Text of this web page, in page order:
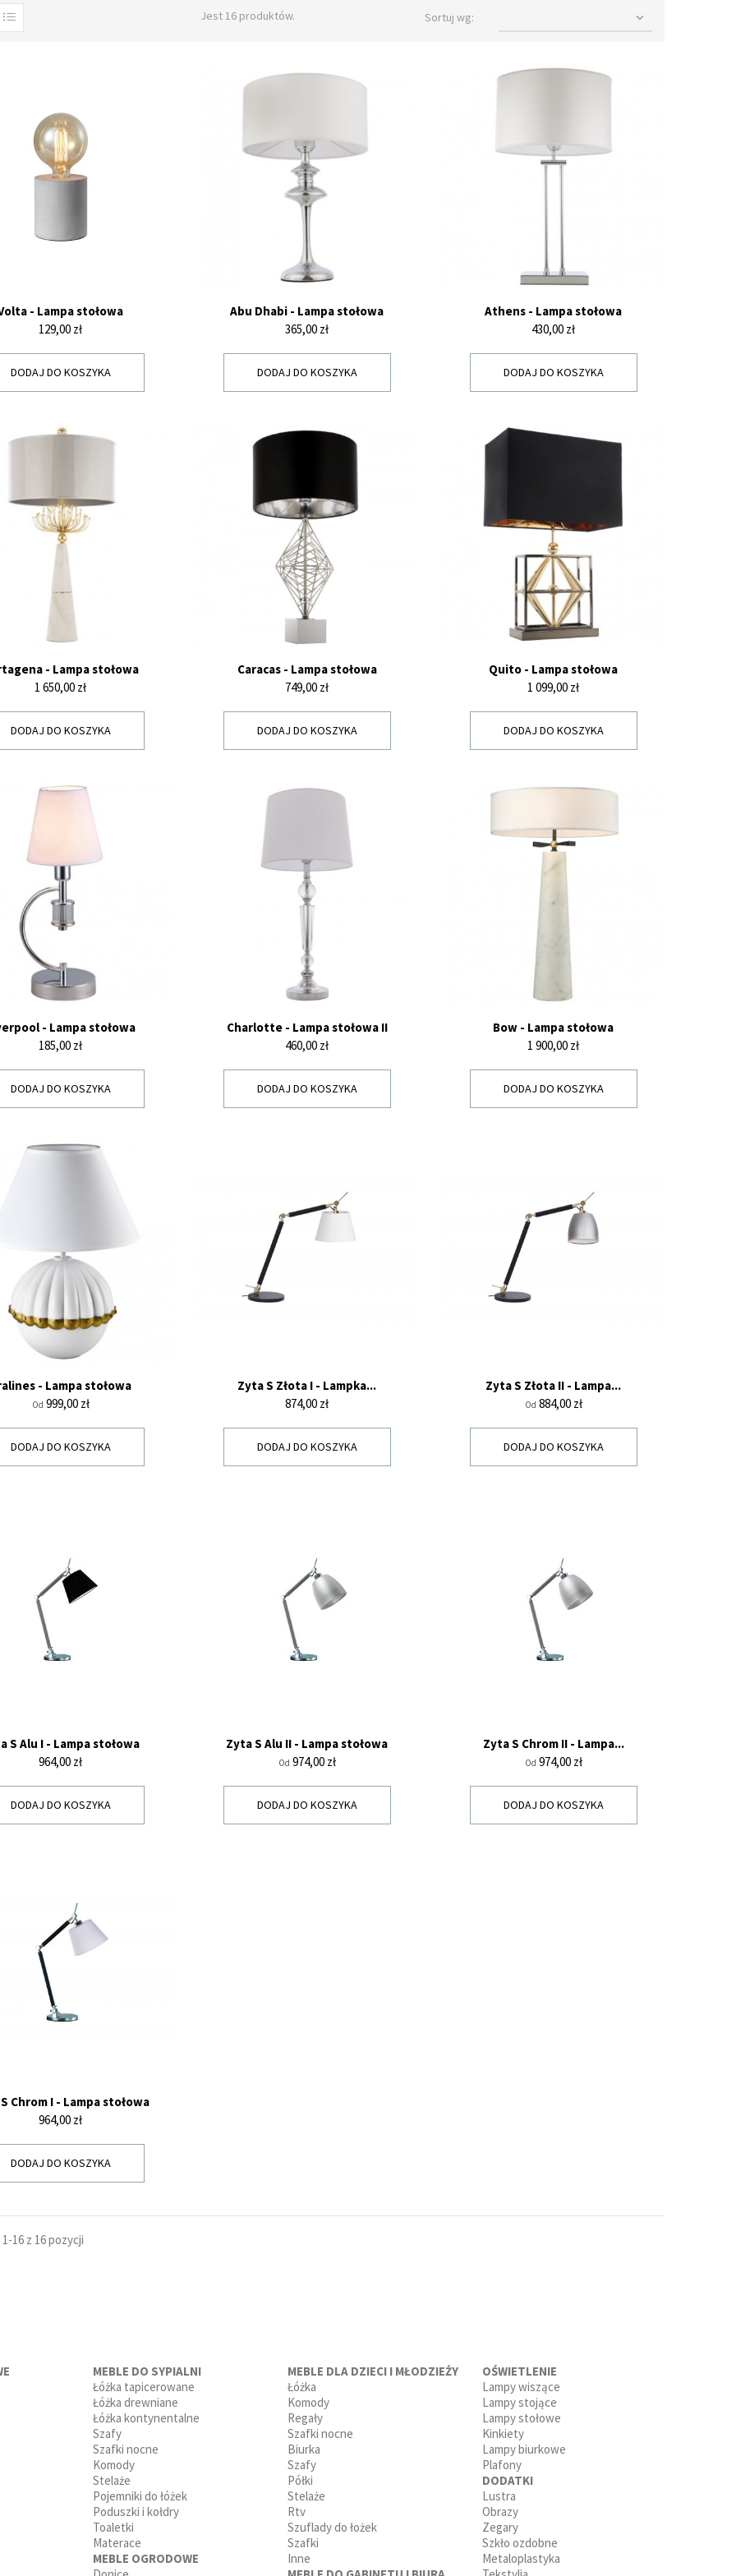
Jest 16 produktów. Sortuj wg: 
- Lampa stołowa
Cena
129,00 zł
DODAJ DO KOSZYKA
Abu Dhabi - Lampa stołowa
Cena
365,00 zł
DODAJ DO KOSZYKA
Athens - Lampa stołowa
Cena
430,00 zł
DODAJ DO KOSZYKA
- Lampa stołowa
Cena
1 650,00 zł
DODAJ DO KOSZYKA
Caracas - Lampa stołowa
Cena
749,00 zł
DODAJ DO KOSZYKA
Quito - Lampa stołowa
Cena
1 099,00 zł
DODAJ DO KOSZYKA
- Lampa stołowa
Cena
185,00 zł
DODAJ DO KOSZYKA
Charlotte - Lampa stołowa II
Cena
460,00 zł
DODAJ DO KOSZYKA
Bow - Lampa stołowa
Cena
1 900,00 zł
DODAJ DO KOSZYKA
- Lampa stołowa
Od Cena
999,00 zł
DODAJ DO KOSZYKA
Zyta S Złota I - Lampka...
Cena
874,00 zł
DODAJ DO KOSZYKA
Zyta S Złota II - Lampa...
Od Cena
884,00 zł
DODAJ DO KOSZYKA
S Alu I - Lampa stołowa
Cena
964,00 zł
DODAJ DO KOSZYKA
Zyta S Alu II - Lampa stołowa
Od Cena
974,00 zł
DODAJ DO KOSZYKA
Zyta S Chrom II - Lampa...
Od Cena
974,00 zł
DODAJ DO KOSZYKA
Chrom I - Lampa stołowa
Cena
964,00 zł
DODAJ DO KOSZYKA
16 z 16 pozycji
MEBLE DO SYPIALNI
Łóżka tapicerowane
Łóżka drewniane
Łóżka kontynentalne
Szafy
Szafki nocne
Komody
Stelaże
Pojemniki do łóżek
Poduszki i kołdry
Toaletki
Materace
MEBLE OGRODOWE
MEBLE DLA DZIECI I MŁODZIEŻY
Łóżka
Komody
Regały
Szafki nocne
Biurka
Szafy
Półki
Stelaże
Rtv
Szuflady do łożek
Szafki
Inne
OŚWIETLENIE
Lampy wiszące
Lampy stojące
Lampy stołowe
Kinkiety
Lampy biurkowe
Plafony
DODATKI
Lustra
Obrazy
Zegary
Szkło ozdobne
Metaloplastyka